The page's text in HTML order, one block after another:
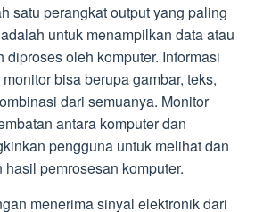
satu perangkat output yang paling
untuk menampilkan data atau
diproses oleh komputer. Informasi
bisa berupa gambar, teks,
dari semuanya. Monitor
antara komputer dan
pengguna untuk melihat dan
pemrosesan komputer.
menerima sinyal elektronik dari